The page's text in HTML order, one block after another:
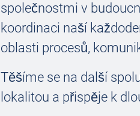
společnostmi v
koordinaci naší
oblasti procesů,
Těšíme se na další
lokalitou a přispěje k